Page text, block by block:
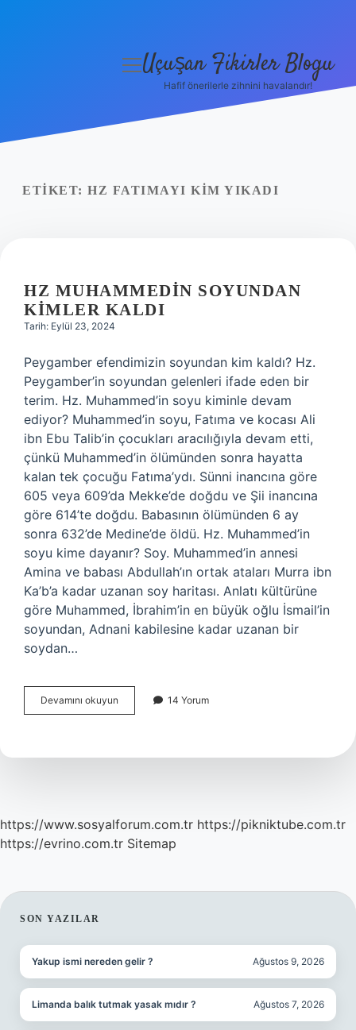
Yasal Uyarı
menüyü
Uçuşan Fikirler Blogu
Hafif önerilerle zihnini havalandır!
ETIKET: HZ FATIMAYI KIM YIKADI
HZ MUHAMMEDIN SOYUNDAN
KIMLER KALDI
Tarih: Eylül 23, 2024
Peygamber efendimizin soyundan kim kaldı? Hz.
Peygamber’in soyundan gelenleri ifade eden bir
terim. Hz. Muhammed’in soyu kiminle devam
ediyor? Muhammed’in soyu, Fatıma ve kocası Ali
ibn Ebu Talib’in çocukları aracılığıyla devam etti,
çünkü Muhammed’in ölümünden sonra hayatta
kalan tek çocuğu Fatıma’ydı. Sünni inancına göre
605 veya 609’da Mekke’de doğdu ve Şii inancına
göre 614’te doğdu. Babasının ölümünden 6 ay
sonra 632’de Medine’de öldü. Hz. Muhammed’in
soyu kime dayanır? Soy. Muhammed’in annesi
Amina ve babası Abdullah’ın ortak ataları Murra ibn
Ka’b’a kadar uzanan soy haritası. Anlatı kültürüne
göre Muhammed, İbrahim’in en büyük oğlu İsmail’in
soyundan, Adnani kabilesine kadar uzanan bir
soydan…
Devamını okuyun
Muhammedin
Kaldı
14 Yorum
https://www.sosyalforum.com.tr https://pikniktube.com.tr
https://evrino.com.tr Sitemap
SIDEBAR
SON YAZILAR
Yakup ismi nereden gelir ? Ağustos 9, 2026
Limanda balık tutmak yasak mıdır ? Ağustos 7, 2026